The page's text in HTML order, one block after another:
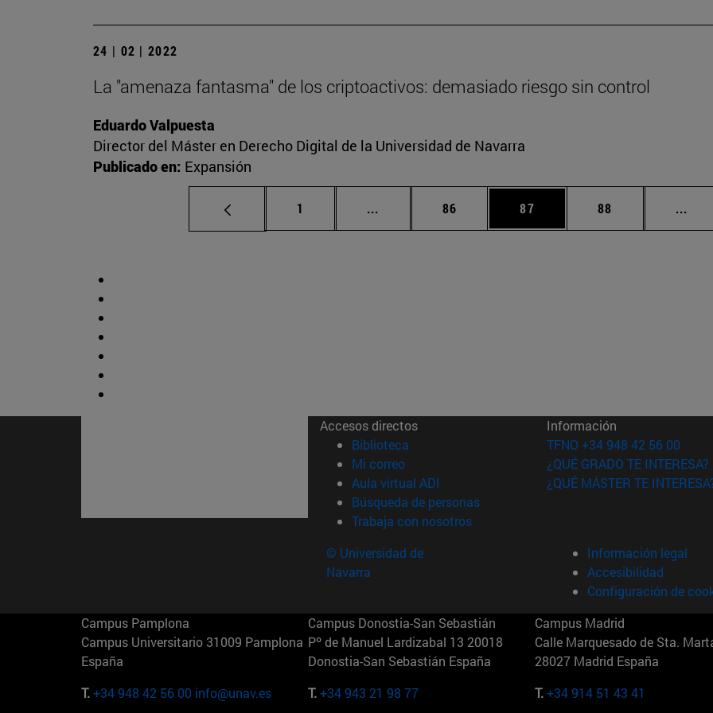
24 | 02 | 2022
La "amenaza fantasma" de los criptoactivos: demasiado riesgo sin control
Eduardo Valpuesta
Director del Máster en Derecho Digital de la Universidad de Navarra
Publicado en: Expansión
Página
1 ... Páginas intermedias Use TAB para desplazarse.
Página
86 Página
87 Página
88 ...
Accesos directos
Biblioteca (abre en nueva ventana)
Mi correo(abre en nueva ventana)
Aula virtual ADI (abre en nueva ventana)
Búsqueda de personas(abre en nueva ventana)
Trabaja con nosotros(abre en nueva ventana)
Información
TFNO +34 948 42 56 00
¿QUÉ GRADO TE INTERESA?
¿QUÉ MÁSTER TE
© Universidad de
Navarra
Información legal
Accesibilidad
Configuración de
Campus Pamplona
Campus Universitario 31009 Pamplona
España
T.+34 948 42 56 00 info@unav.es
Campus Donostia-San Sebastián
Pº de Manuel Lardizabal 13 20018
Donostia-San Sebastián España
T.+34 943 21 98 77
Campus Madrid
Calle Marquesado de Sta.
28027 Madrid España
T.+34 914 51 43 41